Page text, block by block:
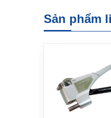
Sản phẩm